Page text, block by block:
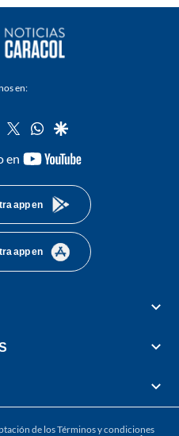
en:
instagram
twitterwhatsapp
google
en
youtube-
app en
app en
de losTérminos y condiciones